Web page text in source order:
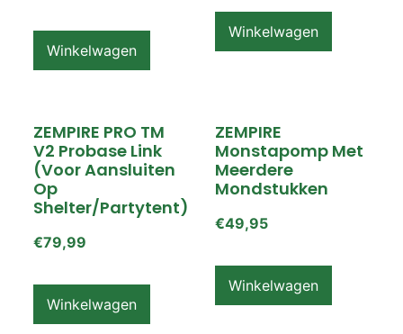
Winkelwagen
Winkelwagen
ZEMPIRE PRO TM
V2 Probase Link
(voor Aansluiten
Op
Shelter/partytent)
€79,99
Winkelwagen
ZEMPIRE
Monstapomp Met
Meerdere
Mondstukken
€49,95
Winkelwagen